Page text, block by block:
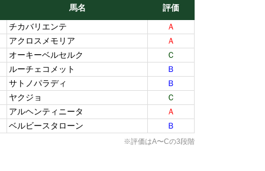
馬名
評価
チカバリエンテ
Ａ
アクロスメモリア
Ａ
オーキーベルセルク
Ｃ
ルーチェコメット
Ｂ
サトノパラディ
Ｂ
ヤクジョ
Ｃ
アルヘンティニータ
Ａ
ベルビースタローン
Ｂ
※評価はA〜Cの3段階